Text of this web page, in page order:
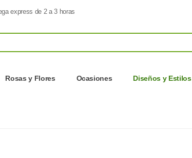
express de 2 a 3 horas
Rosas y Flores Ocasiones Diseños y Estilos